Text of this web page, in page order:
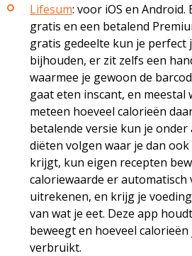
Lifesum: voor iOS en Android.
gratis en een betalend
gratis gedeelte kun je perfect
bijhouden, er zit zelfs een
waarmee je gewoon de
gaat eten inscant, en meestal
meteen hoeveel calorieën
betalende versie kun je onder
diëten volgen waar je dan
krijgt, kun eigen recepten
caloriewaarde er automatisch
uitrekenen, en krijg je
van wat je eet. Deze app
beweegt en hoeveel calorieën
verbruikt.